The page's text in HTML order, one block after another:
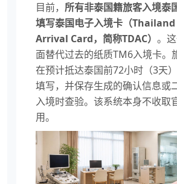
目前， 所有非泰国籍旅客入境泰
填写泰国电子入境卡（
Arrival Card，简称TDAC） 。
面替代过去的纸质TM6入境卡。
在预计抵达泰国前72小时（3天
填写，并保存生成的确认信息或
入境时查验。该系统本身不收取
用。